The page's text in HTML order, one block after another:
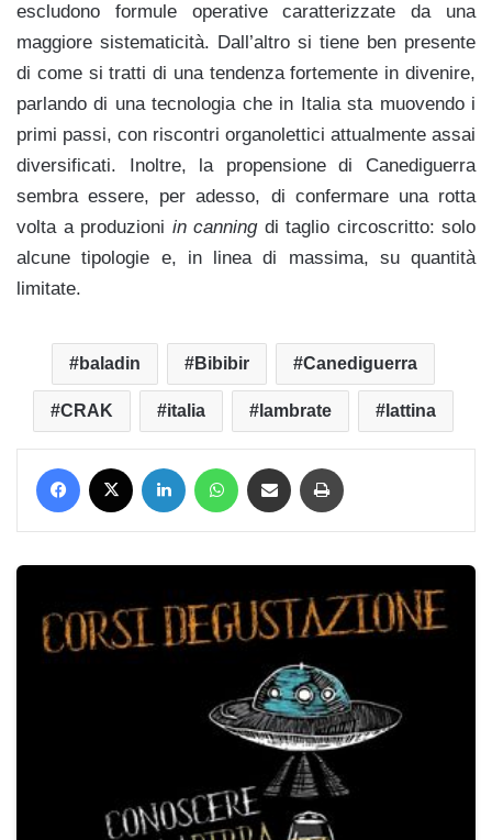
escludono formule operative caratterizzate da una
maggiore sistematicità. Dall’altro si tiene ben presente
di come si tratti di una tendenza fortemente in divenire,
parlando di una tecnologia che in Italia sta muovendo i
primi passi, con riscontri organolettici attualmente assai
diversificati. Inoltre, la propensione di Canediguerra
sembra essere, per adesso, di confermare una rotta
volta a produzioni in canningdi taglio circoscritto: solo
alcune tipologie e, in linea di massima, su quantità
limitate.
baladin Bibibir Canediguerra
CRAK italia lambrate lattina
Facebook LinkedIn WhatsApp Condividi via mail